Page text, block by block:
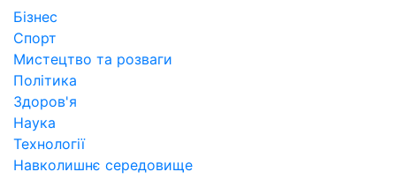
Бізнес
Спорт
Мистецтво та розваги
Політика
Здоров'я
Наука
Технології
Навколишнє середовище